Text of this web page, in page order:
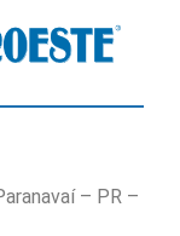
– PR –